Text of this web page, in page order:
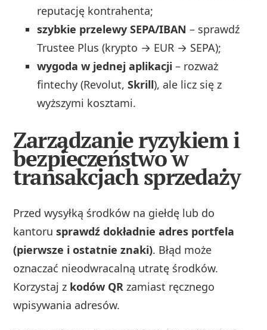
reputację kontrahenta;
szybkie przelewy SEPA/IBAN – sprawdź
Trustee Plus (krypto → EUR → SEPA);
wygoda w jednej aplikacji – rozważ
fintechy (Revolut,Skrill), ale licz się z
wyższymi kosztami.
Zarządzanie ryzykiem i
bezpieczeństwo w
transakcjach sprzedaży
Przed wysyłką środków na giełdę lub do
kantorusprawdź dokładnie adres portfela
(pierwsze i ostatnie znaki). Błąd może
oznaczać nieodwracalną utratę środków.
Korzystaj z kodów QR zamiast ręcznego
wpisywania adresów.